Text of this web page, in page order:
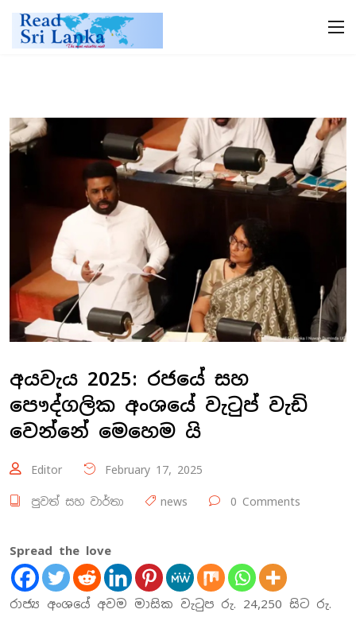
අයවැය 2025: රජයේ සහ
පෞද්ගලික අංශයේ වැටුප් වැඩි
වෙන්නේ මෙහෙම යි
Editor February 17, 2025
පුවත් සහ වාර්තා news 0 Comments
Spread the love
රාජ්‍ය අංශයේ අවම මාසික වැටුප රු. 24,250 සිට රු.